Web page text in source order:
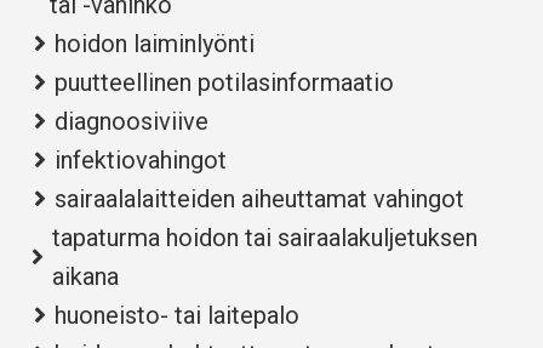
hoidon laiminlyönti
puutteellinen potilasinformaatio
diagnoosiviive
infektiovahingot
sairaalalaitteiden aiheuttamat vahingot
tapaturma hoidon tai sairaalakuljetuksen
aikana
huoneisto- tai laitepalo